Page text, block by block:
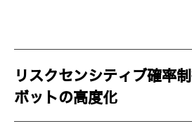
リスクセンシティブ確率
ボットの高度化